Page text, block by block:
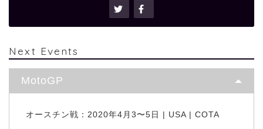
Next Events
MotoGP
オースチン戦：2020年4月3〜5日 | USA | COTA